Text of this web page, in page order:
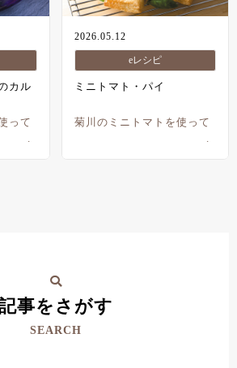
カル
って
2026.05.12
eレシピ
ミニトマト・パイ
菊川のミニトマトを使って
事をさがす
SEARCH